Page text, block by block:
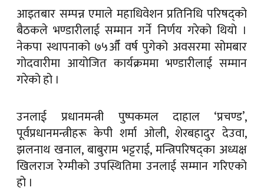
आइतबार सम्पन्न एमाले महाधिवेशन प्रतिनिधि परिषद्को
बैठकले भण्डारीलाई सम्मान गर्ने निर्णय गरेको थियो ।
नेकपा स्थापनाको ७५औँ वर्ष पुगेको अवसरमा सोमबार
गोदवारीमा आयोजित कार्यक्रममा भण्डारीलाई सम्मान
गरेको हो ।
उनलाई प्रधानमन्त्री पुष्पकमल दाहाल ‘प्रचण्ड’,
पूर्वप्रधानमन्त्रीहरू केपी शर्मा ओली, शेरबहादुर देउवा,
झलनाथ खनाल, बाबुराम भट्टराई, मन्त्रिपरिषद्का अध्यक्ष
खिलराज रेग्मीको उपस्थितिमा उनलाई सम्मान गरिएको
हो ।